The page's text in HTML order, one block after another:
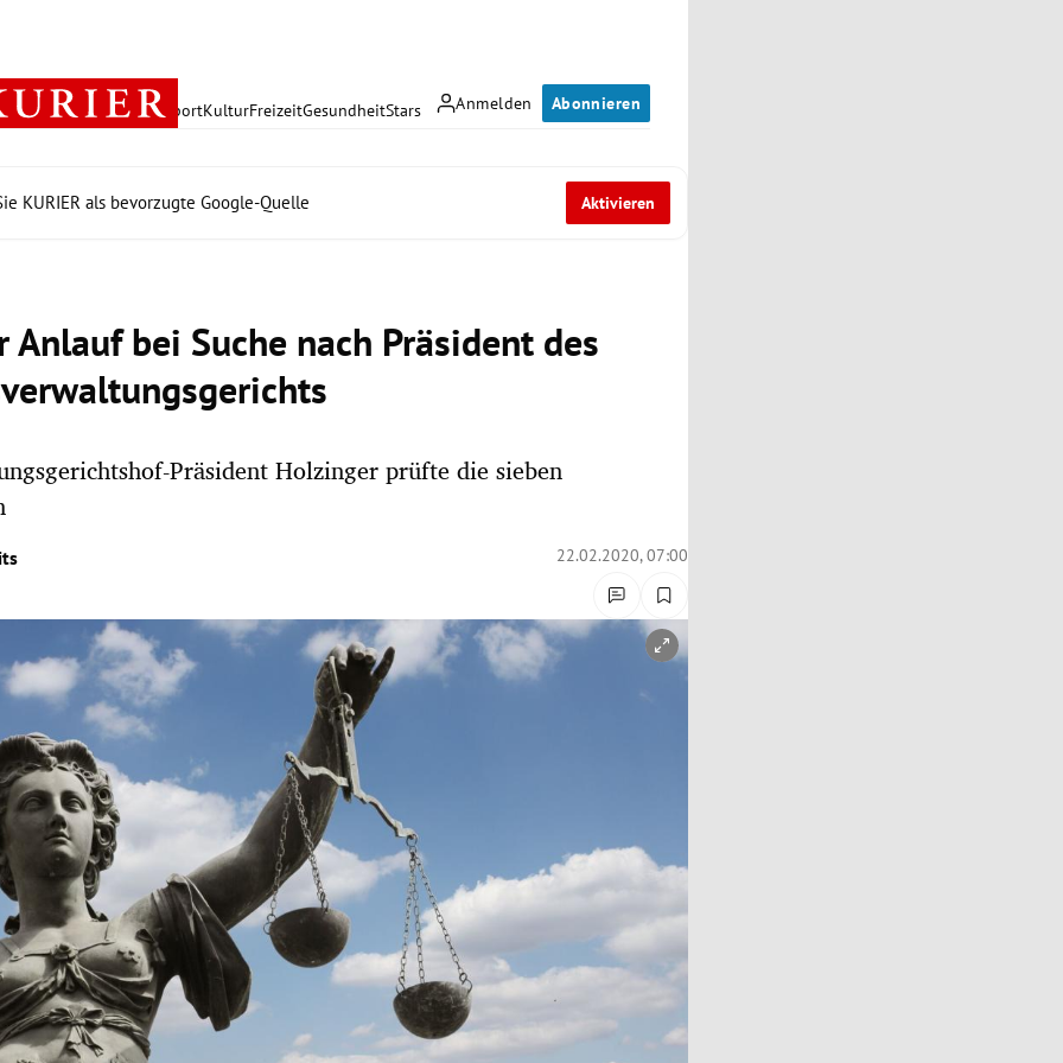
Anmelden Abonnieren
PolitikWirtschaft SportKulturFreizeitGesundheitStars
KURIER als bevorzugte Google-Quelle Aktivieren
Anlauf bei Suche nach Präsident des
Präsident Holzinger prüfte die sieben
22.02.2020, 07:00
öffnen/schließen